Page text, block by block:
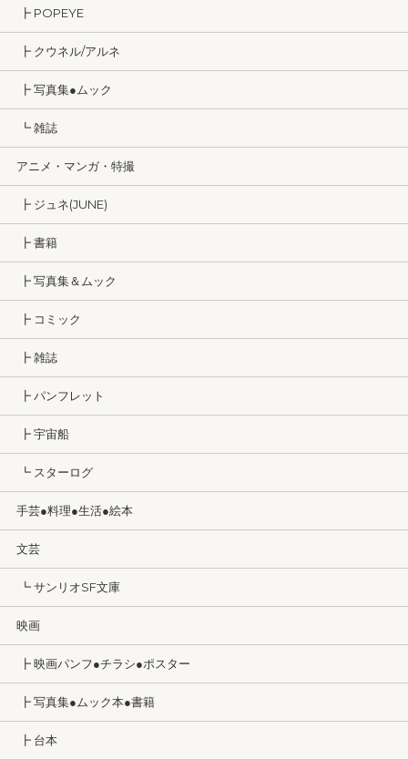
┣ POPEYE
┣ クウネル/アルネ
┣ 写真集●ムック
┗ 雑誌
アニメ・マンガ・特撮
┣ ジュネ(JUNE)
┣ 書籍
┣ 写真集＆ムック
┣ コミック
┣ 雑誌
┣ パンフレット
┣ 宇宙船
┗ スターログ
手芸●料理●生活●絵本
文芸
┗ サンリオSF文庫
映画
┣ 映画パンフ●チラシ●ポスター
┣ 写真集●ムック本●書籍
┣ 台本